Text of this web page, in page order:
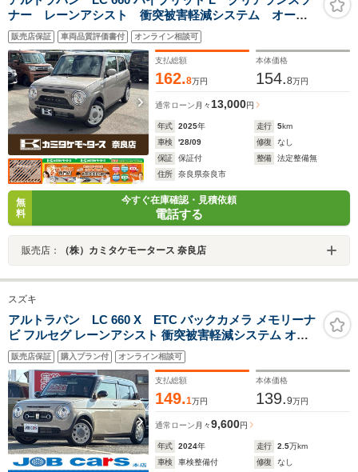
ー/電動リアゲート/ス
マートキー2本/ドライ
ブレコーダー/R2.4.6
記録簿
ーセンサー LEDヘッ
ド ビルトインETC
純正15インチアルミ
ナー レーンアシスト 衝突被害軽減システム オート
ライト スマートキー アイドリングストップ 電動格
納ミラー シートヒーター ベンチシート CVT
ESC エアコン パワーステアリング
販売店保証 車両品質評価書付 オンライン相談可
支払総額
162.8万円
本体価格
154.8万円
通常ローン 月々 13,000円
年式 2025年 走行 5km
車検
'28/09 修復
なし
保証
保証付 整備
法定整備無
住所
奈良県奈良市
無
料
今すぐ在庫確認・見積依頼
電話する
販売店： （株）カミタケモータース 奈良店
スズキ
アルトラパン LC 660 X ETC バックカメラ メモリーナ
ビ フルセグ レーンアシスト 衝突被害軽減システム オー
トライト LEDヘッドランプ スマートキー アイドリングス
トップ 電動格納ミラー シートヒーター ABS ESC クリア
ランスソナー CVT
販売店保証 購入プラン付 オンライン相談可
支払総額
149.1万円
本体価格
139.9万円
通常ローン 月々9,600円
年式 2024年 走行 2.5万km
車検
車検整備付 修復
なし